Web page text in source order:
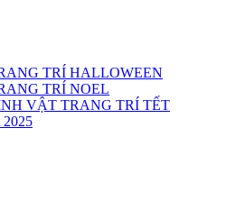
TRÍ HALLOWEEN
TRÍ NOEL
VẬT TRANG TRÍ TẾT
2025